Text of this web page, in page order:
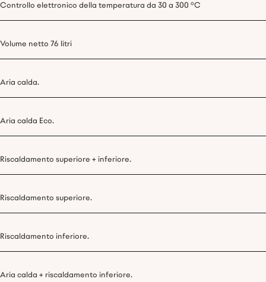
Controllo elettronico della temperatura da 30 a 300 °C
Volume netto 76 litri
Aria calda.
Aria calda Eco.
Riscaldamento superiore + inferiore.
Riscaldamento superiore.
Riscaldamento inferiore.
Aria calda + riscaldamento inferiore.